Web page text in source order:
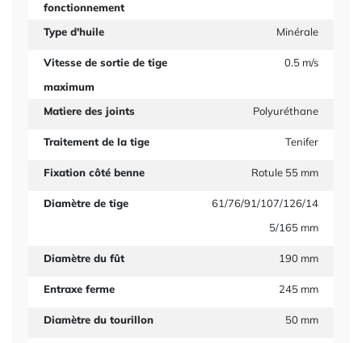
fonctionnement
Type d'huile Minérale
Vitesse de sortie de tige
maximum
0.5 m/s
Matiere des joints Polyuréthane
Traitement de la tige Tenifer
Fixation côté benne Rotule 55 mm
Diamètre de tige
61/76/91/107/126/14
5/165 mm
Diamètre du fût 190 mm
Entraxe ferme 245 mm
Diamètre du tourillon 50 mm